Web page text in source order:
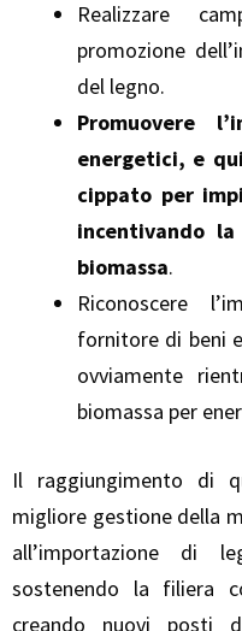
Realizzare
promozione
del legno.
Promuovere
energetici, e
cippato per
incentivando
biomassa.
Riconoscere
fornitore di beni
ovviamente
biomassa per
Il raggiungimento di
migliore gestione della
all’importazione di
sostenendo la filiera
creando nuovi posti